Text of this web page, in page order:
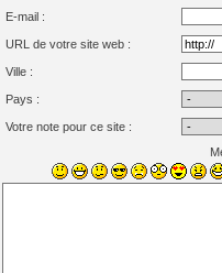
E-mail :
URL de votre site web :
Ville :
Pays :
Votre note pour ce site :